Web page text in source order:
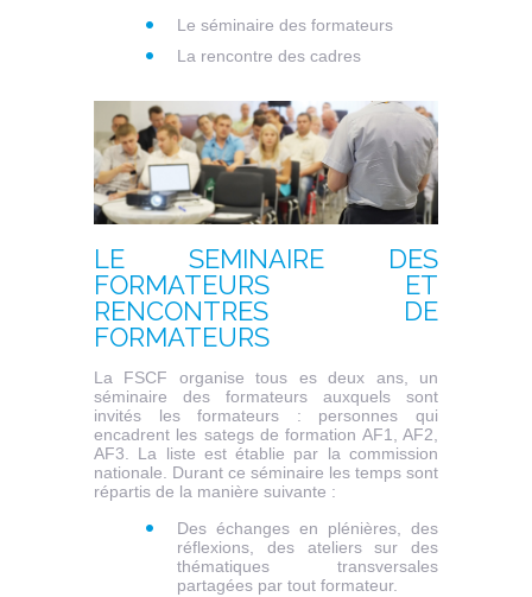
Le séminaire des formateurs
La rencontre des cadres
LE SEMINAIRE DES
FORMATEURS ET
RENCONTRES DE
FORMATEURS
La FSCF organise tous es deux ans, un
séminaire des formateurs auxquels sont
invités les formateurs : personnes qui
encadrent les sategs de formation AF1, AF2,
AF3. La liste est établie par la commission
nationale. Durant ce séminaire les temps sont
répartis de la manière suivante :
Des échanges en plénières, des
réflexions, des ateliers sur des
thématiques transversales
partagées par tout formateur.